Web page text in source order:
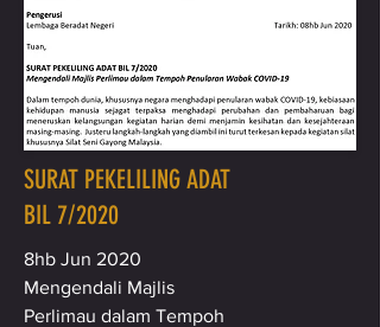
SURAT PEKELILING ADAT
BIL 7/2020
8hb Jun 2020
Mengendali Majlis
Perlimau dalam Tempoh